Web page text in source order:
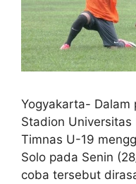
Yogyakarta- Dalam
Stadion Universitas
Timnas U-19
Solo pada Senin
coba tersebut